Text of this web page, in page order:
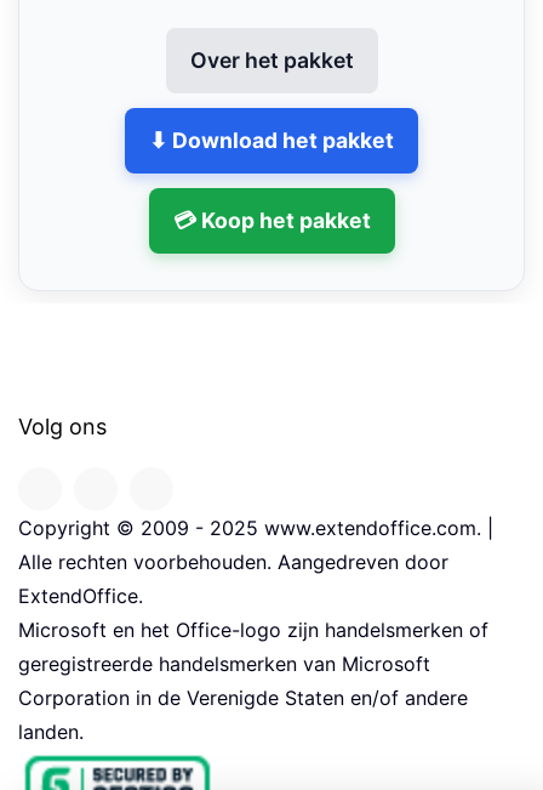
Over het pakket
⬇ Download het pakket
💳 Koop het pakket
Volg ons
Copyright © 2009 - 2025 www.extendoffice.com. |
Alle rechten voorbehouden. Aangedreven door
ExtendOffice.
Microsoft en het Office-logo zijn handelsmerken of
geregistreerde handelsmerken van Microsoft
Corporation in de Verenigde Staten en/of andere
landen.